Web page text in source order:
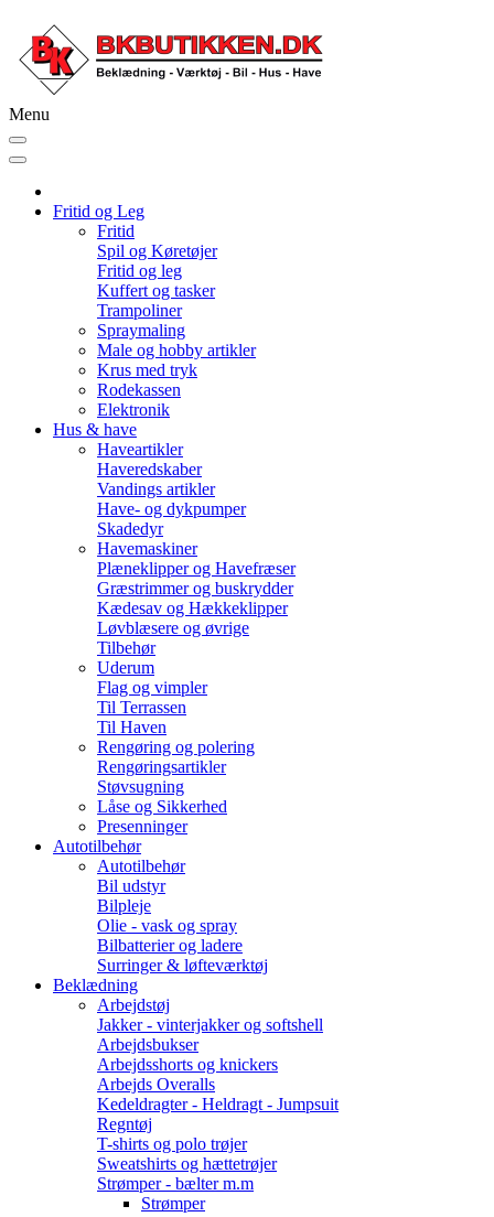
Menu
Fritid og Leg
Fritid
Spil og Køretøjer
Fritid og leg
Kuffert og tasker
Trampoliner
Spraymaling
Male og hobby artikler
Krus med tryk
Rodekassen
Elektronik
Hus & have
Haveartikler
Haveredskaber
Vandings artikler
Have- og dykpumper
Skadedyr
Havemaskiner
Plæneklipper og Havefræser
Græstrimmer og buskrydder
Kædesav og Hækkeklipper
Løvblæsere og øvrige
Tilbehør
Uderum
Flag og vimpler
Til Terrassen
Til Haven
Rengøring og polering
Rengøringsartikler
Støvsugning
Låse og Sikkerhed
Presenninger
Autotilbehør
Autotilbehør
Bil udstyr
Bilpleje
Olie - vask og spray
Bilbatterier og ladere
Surringer & løfteværktøj
Beklædning
Arbejdstøj
Jakker - vinterjakker og softshell
Arbejdsbukser
Arbejdsshorts og knickers
Arbejds Overalls
Kedeldragter - Heldragt - Jumpsuit
Regntøj
T-shirts og polo trøjer
Sweatshirts og hættetrøjer
Strømper - bælter m.m
Strømper